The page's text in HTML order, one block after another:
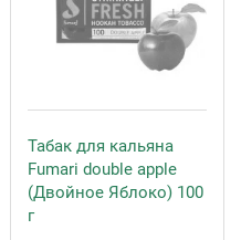
Табак для кальяна
Fumari double apple
(Двойное Яблоко) 100
г